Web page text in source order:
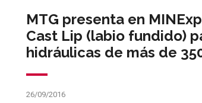
MTG presenta en
Cast Lip (labio fundido)
hidráulicas de más de
26/09/2016